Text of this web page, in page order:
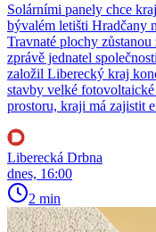
Solárními panely chce
bývalém letišti Hradčany
Travnaté plochy
zprávě jednatel
založil Liberecký kraj
stavby velké
prostoru, kraji má zajistit
Liberecká Drbna
dnes, 16:00
2 min